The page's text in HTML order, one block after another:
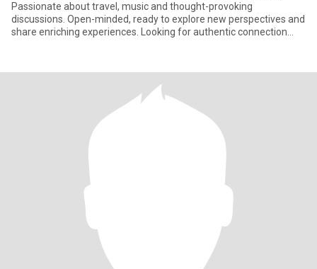
Passionate about travel, music and thought-provoking
discussions. Open-minded, ready to explore new perspectives and
share enriching experiences. Looking for authentic connection